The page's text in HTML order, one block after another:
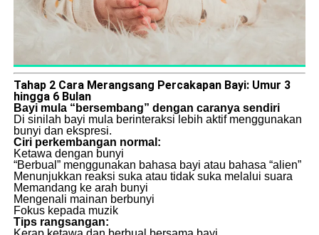
Tahap 2 Cara Merangsang Percakapan Bayi: Umur 3
hingga 6 Bulan
Bayi mula “bersembang” dengan caranya sendiri
Di sinilah bayi mula berinteraksi lebih aktif menggunakan
bunyi dan ekspresi.
Ciri perkembangan normal:
Ketawa dengan bunyi
“Berbual” menggunakan bahasa bayi atau bahasa “alien”
Menunjukkan reaksi suka atau tidak suka melalui suara
Memandang ke arah bunyi
Mengenali mainan berbunyi
Fokus kepada muzik
Tips rangsangan: